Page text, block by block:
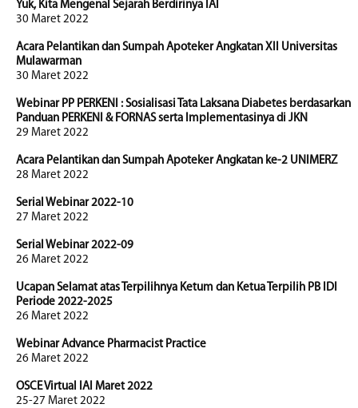
Yuk, Kita Mengenal Sejarah Berdirinya IAI
30 Maret 2022
Acara Pelantikan dan Sumpah Apoteker Angkatan XII Universitas
Mulawarman
30 Maret 2022
Webinar PP PERKENI : Sosialisasi Tata Laksana Diabetes berdasarkan
Panduan PERKENI & FORNAS serta Implementasinya di JKN
29 Maret 2022
Acara Pelantikan dan Sumpah Apoteker Angkatan ke-2 UNIMERZ
28 Maret 2022
Serial Webinar 2022-10
27 Maret 2022
Serial Webinar 2022-09
26 Maret 2022
Ucapan Selamat atas Terpilihnya Ketum dan Ketua Terpilih PB IDI
Periode 2022-2025
26 Maret 2022
Webinar Advance Pharmacist Practice
26 Maret 2022
OSCE Virtual IAI Maret 2022
25-27 Maret 2022